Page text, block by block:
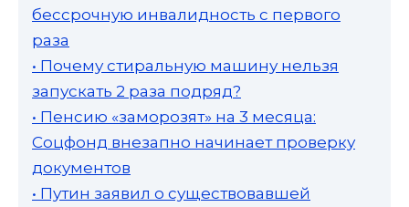
бессрочную инвалидность с первого
раза
• Почему стиральную машину нельзя
запускать 2 раза подряд?
• Пенсию «заморозят» на 3 месяца:
Соцфонд внезапно начинает проверку
документов
• Путин заявил о существовавшей